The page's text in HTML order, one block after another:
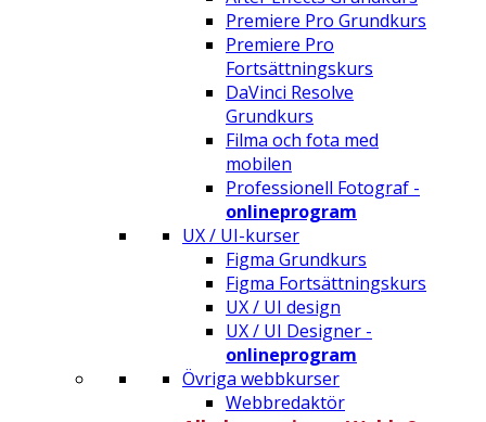
Premiere Pro Grundkurs
Premiere Pro
Fortsättningskurs
DaVinci Resolve
Grundkurs
Filma och fota med
mobilen
Professionell Fotograf -
onlineprogram
UX / UI-kurser
Figma Grundkurs
Figma Fortsättningskurs
UX / UI design
UX / UI Designer -
onlineprogram
Övriga webbkurser
Webbredaktör